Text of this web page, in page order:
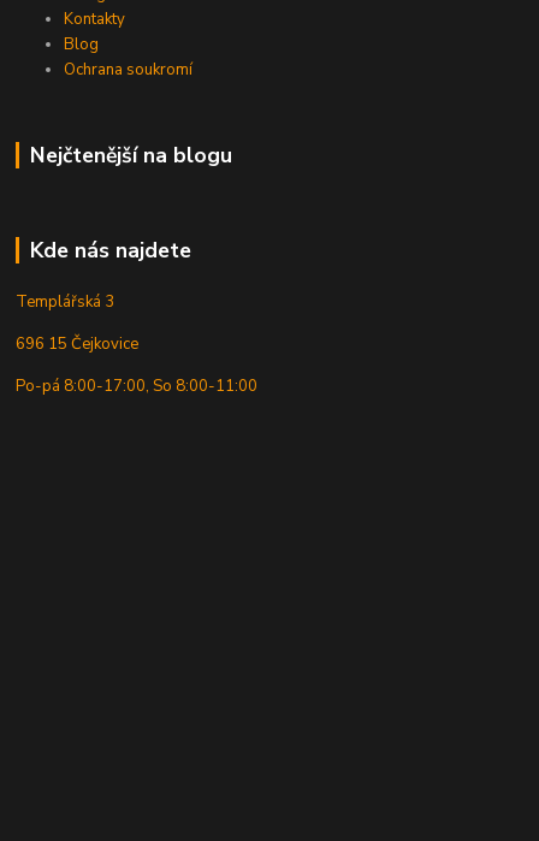
Kontakty
Blog
Ochrana soukromí
Nejčtenější na blogu
Kde nás najdete
Templářská 3
696 15 Čejkovice
Po-pá 8:00-17:00, So 8:00-11:00